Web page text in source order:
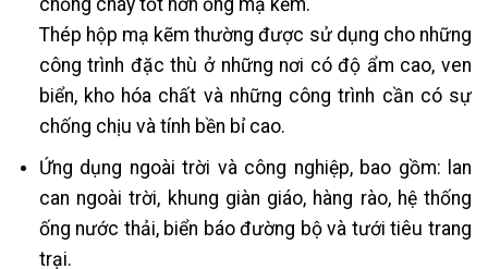
chống cháy tốt hơn ống mạ kẽm.
Thép hộp mạ kẽm thường được sử dụng cho những
công trình đặc thù ở những nơi có độ ẩm cao, ven
biển, kho hóa chất và những công trình cần có sự
chống chịu và tính bền bỉ cao.
Ứng dụng ngoài trời và công nghiệp, bao gồm: lan
can ngoài trời, khung giàn giáo, hàng rào, hệ thống
ống nước thải, biển báo đường bộ và tưới tiêu trang
trại.